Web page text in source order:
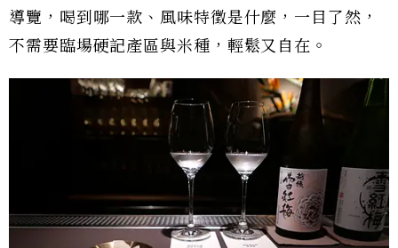
導覽，喝到哪一款、風味特徵是什麼，一目了然，
不需要臨場硬記產區與米種，輕鬆又自在。